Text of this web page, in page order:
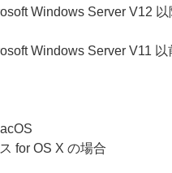
Windows Server V12 以
Windows Server V11 以
for OS X の場合